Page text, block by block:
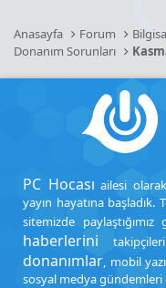
Anasayfa Forum
Donanım Sorunları
PC Hocası ailesi
yayın hayatına
sitemizde
haberlerini
donanımlar, mobil
sosyal medya